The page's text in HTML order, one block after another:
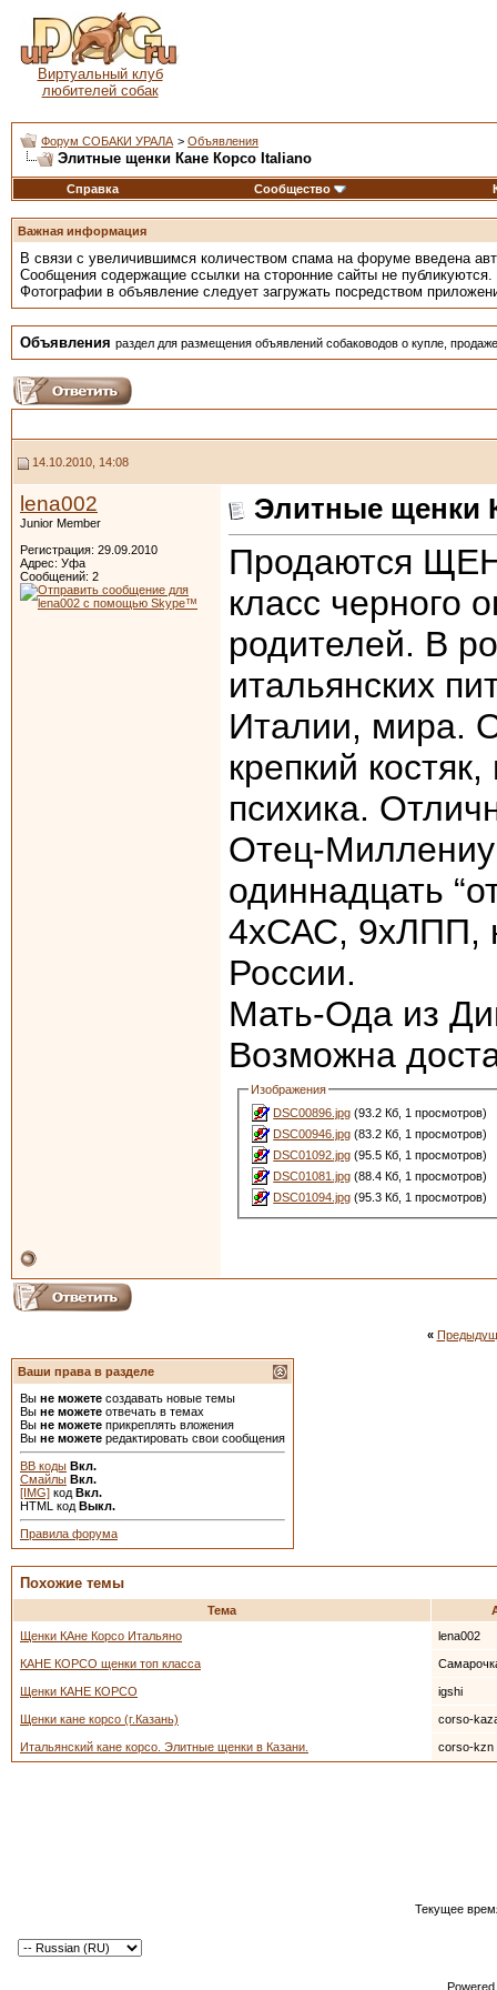
Виртуальный клуб
любителей собак
Форум СОБАКИ УРАЛА > Объявления
Элитные щенки Кане Корсо Italiano
Справка Сообщество
Важная информация
В связи с увеличившимся количеством спама на форуме введена
Сообщения содержащие ссылки на сторонние сайты не публикуются.
Фотографии в объявление следует загружать посредством
Объявления раздел для размещения объявлений собаководов о купле,
14.10.2010, 14:08
lena002
Junior Member
Регистрация: 29.09.2010
Адрес: Уфа
Сообщений: 2
Элитные щенки
Продаются
класс черного
родителей. В
итальянских
Италии, мира.
крепкий
психика.
Отец-
одиннадцать
4хСАС, 9хЛПП,
России.
Мать-Ода из
Возможна
Изображения
DSC00896.jpg (93.2 Кб, 1 просмотров)
DSC00946.jpg (83.2 Кб, 1 просмотров)
DSC01092.jpg (95.5 Кб, 1 просмотров)
DSC01081.jpg (88.4 Кб, 1 просмотров)
DSC01094.jpg (95.3 Кб, 1 просмотров)
«
Ваши права в разделе
Вы не можете создавать новые темы
Вы не можете отвечать в темах
Вы не можете прикреплять вложения
Вы не можете редактировать свои сообщения
BB коды Вкл.
Смайлы Вкл.
[IMG] код Вкл.
HTML код Выкл.
Правила форума
Похожие темы
Тема
Щенки КАне Корсо Итальяно
lena002
КАНЕ КОРСО щенки топ класса
Щенки КАНЕ КОРСО igshi
Щенки кане корсо (г.Казань) corso-
Итальянский кане корсо. Элитные щенки в Казани. corso-kzn
Текущее